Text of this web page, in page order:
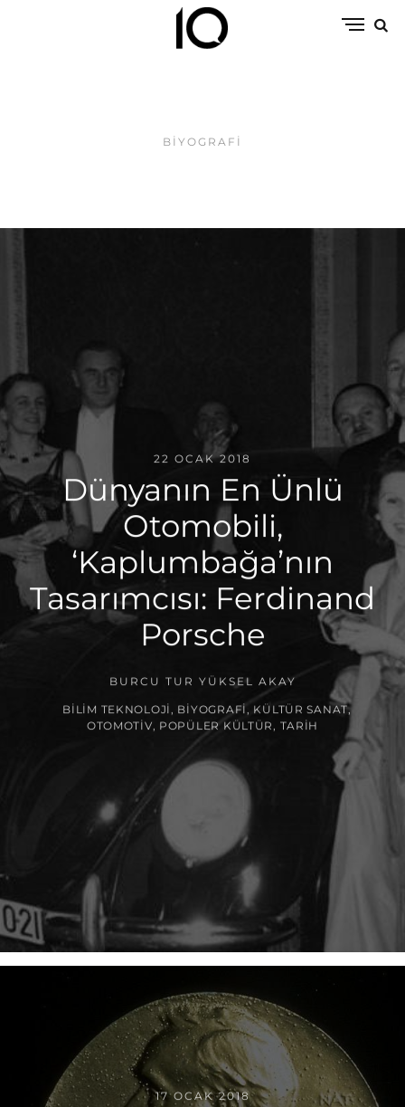
BIYOGRAFI
22 OCAK 2018
Dünyanın En Ünlü
Otomobili,
‘Kaplumbağa’nın
Tasarımcısı: Ferdinand
Porsche
BURCU TUR YÜKSEL AKAY
BILIM TEKNOLOJI BIYOGRAFI KÜLTÜR SANAT,
OTOMOTIV POPÜLER KÜLTÜR TARIH
17 OCAK 2018